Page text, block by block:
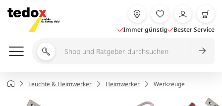
Inhalt
springen
Immer günstig Bester Service
Shop
durchsuchen
StartseiteLeuchte & Heimwerker Heimwerker Werkzeuge